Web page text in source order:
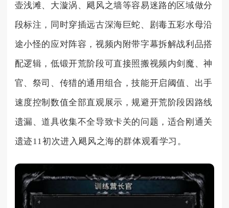
壶浅滩、大漩涡、飓风之墙等容易迷路的区域做分
段标注，同时穿插远古深海巨蛇、剧毒五彩水母沿
途小怪的应对阵容，视频内附带字幕拆解战利品搭
配逻辑，低锻开荒阶段可直接照搬视频内剑魔、神
官、祭司、传猎的通用组合，技能开启阈值、出手
速度控制数值全部直观展示，规避开荒阶段因路线
遗漏、道具收集不全导致卡关的问题，适合刚通关
遗迹11初次进入飓风之海的群体观看学习。